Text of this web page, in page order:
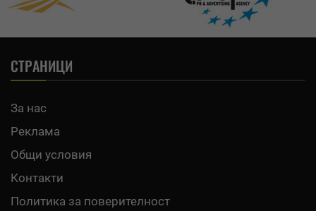
СТРАНИЦИ
За нас
Реклама
Общи условия
Контакти
Политика за поверителност